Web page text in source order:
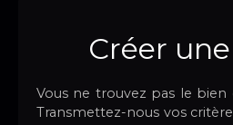
Créer
Vous ne trouvez pas le bien
Transmettez-nous vos